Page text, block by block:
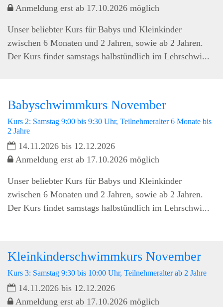
Anmeldung erst ab 17.10.2026 möglich
Unser beliebter Kurs für Babys und Kleinkinder
zwischen 6 Monaten und 2 Jahren, sowie ab 2 Jahren.
Der Kurs findet samstags halbstündlich im Lehrschwi...
Babyschwimmkurs November
Kurs 2: Samstag 9:00 bis 9:30 Uhr, Teilnehmeralter 6 Monate bis
2 Jahre
14.11.2026 bis 12.12.2026
Anmeldung erst ab 17.10.2026 möglich
Unser beliebter Kurs für Babys und Kleinkinder
zwischen 6 Monaten und 2 Jahren, sowie ab 2 Jahren.
Der Kurs findet samstags halbstündlich im Lehrschwi...
Kleinkinderschwimmkurs November
Kurs 3: Samstag 9:30 bis 10:00 Uhr, Teilnehmeralter ab 2 Jahre
14.11.2026 bis 12.12.2026
Anmeldung erst ab 17.10.2026 möglich